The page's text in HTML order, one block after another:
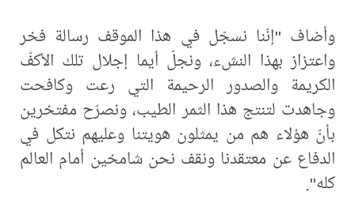
وأضاف "إنّنا نسجّل في هذا الموقف رسالة فخر
واعتزاز بهذا النشء، ونجلّ أيما إجلال تلك الأكفّ
الكريمة والصدور الرحيمة التي رعت وكافحت
وجاهدت لتنتج هذا الثمر الطيب، ونصرّح مفتخرين
بأنّ هؤلاء هم من يمثلون هويتنا وعليهم نتكل في
الدفاع عن معتقدنا ونقف نحن شامخين أمام العالم
كله".